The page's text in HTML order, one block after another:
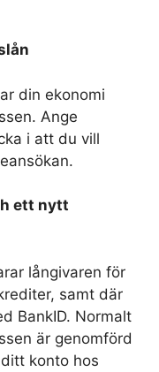
din ekonomi
Ange
i att du vill
ett nytt
långivaren för
samt där
BankID. Normalt
är genomförd
konto hos